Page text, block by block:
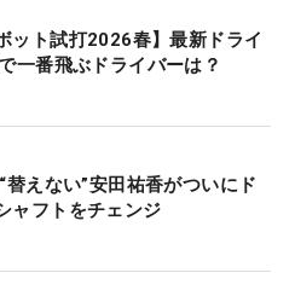
ット試打2026春】最新ドライ
一番飛ぶドライバーは？
替えない”安田祐香がついにド
ャフトをチェンジ